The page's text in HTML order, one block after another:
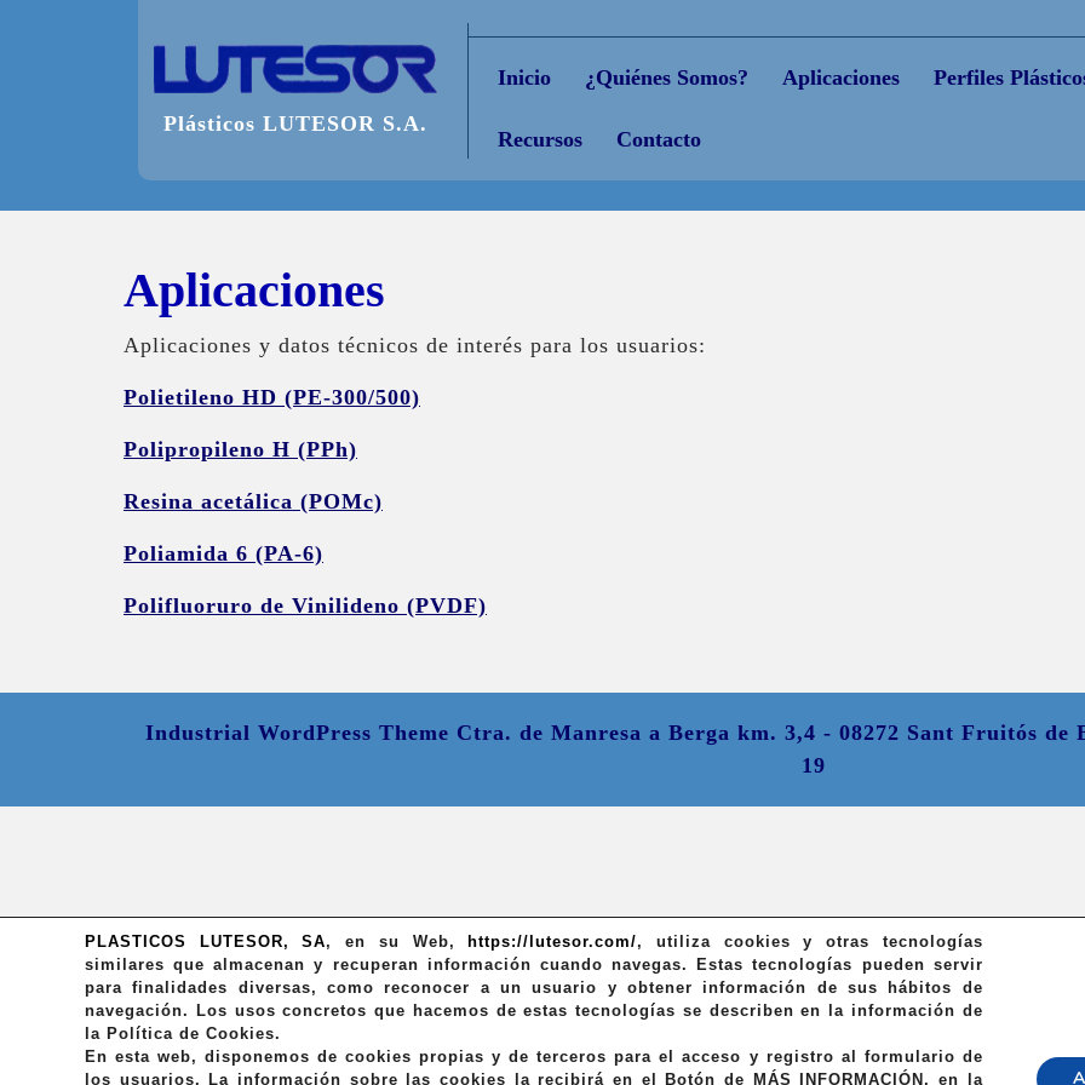
Plásticos LUTESOR S.A.
Inicio ¿Quiénes Somos? Aplicaciones Perfiles
Recursos Contacto
Aplicaciones
Aplicaciones y datos técnicos de interés para los usuarios:
Polietileno HD (PE-300/500)
Polipropileno H (PPh)
Resina acetálica (POMc)
Poliamida 6 (PA-6)
Polifluoruro de Vinilideno (PVDF)
Industrial WordPress Theme Ctra. de Manresa a Berga km. 3,4 - 08272 Sant Fruitós de
19
PLASTICOS LUTESOR, SA,en su Web, https://lutesor.com/, utiliza cookies y otras tecnologías
similares que almacenan y recuperan información cuando navegas. Estas tecnologías pueden servir
para finalidades diversas, como reconocer a un usuario y obtener información de sus hábitos de
navegación. Los usos concretos que hacemos de estas tecnologías se describen en la información de
la Política de Cookies.
En esta web, disponemos de cookies propias y de terceros para el acceso y registro al formulario de
los usuarios. La información sobre las cookies la recibirá en el Botón de
MÁS INFORMACIÓN , en la